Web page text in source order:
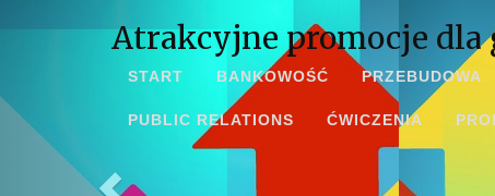
Atrakcyjne promocje dla
START BANKOWOŚĆ PRZEBUDOWA
PUBLIC RELATIONS ĆWICZENIA